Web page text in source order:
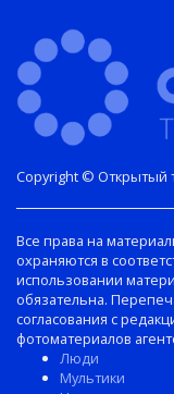
Все права на
охраняются в
использовании
обязательна.
согласования с
фотоматериалов
Люди
Мультики